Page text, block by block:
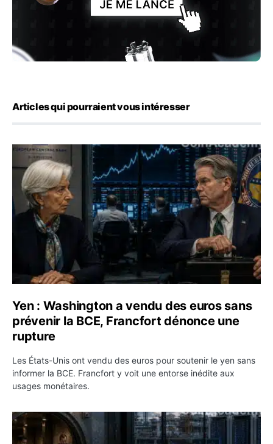
Articles qui pourraient vous intéresser
Yen : Washington a vendu des euros sans prévenir la
Yen : Washington a vendu des euros sans
prévenir la BCE, Francfort dénonce une
rupture
Les États-Unis ont vendu des euros pour soutenir le yen sans
informer la BCE. Francfort y voit une entorse inédite aux
usages monétaires.
Jane Street négocie le transfert de 11 milliards de